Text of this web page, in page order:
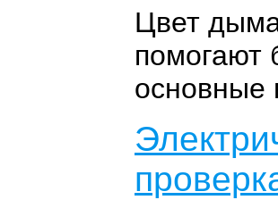
Цвет
помогают
основные